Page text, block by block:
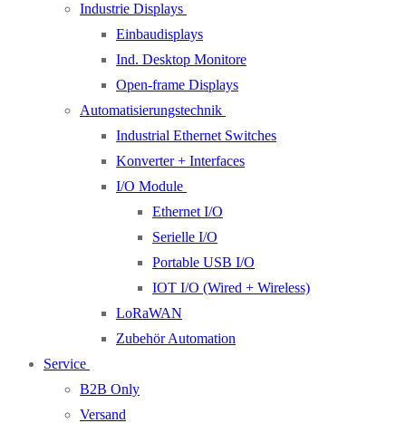
Industrie Displays
Einbaudisplays
Ind. Desktop Monitore
Open-frame Displays
Automatisierungstechnik
Industrial Ethernet Switches
Konverter + Interfaces
I/O Module
Ethernet I/O
Serielle I/O
Portable USB I/O
IOT I/O (Wired + Wireless)
LoRaWAN
Zubehör Automation
Service
B2B Only
Versand